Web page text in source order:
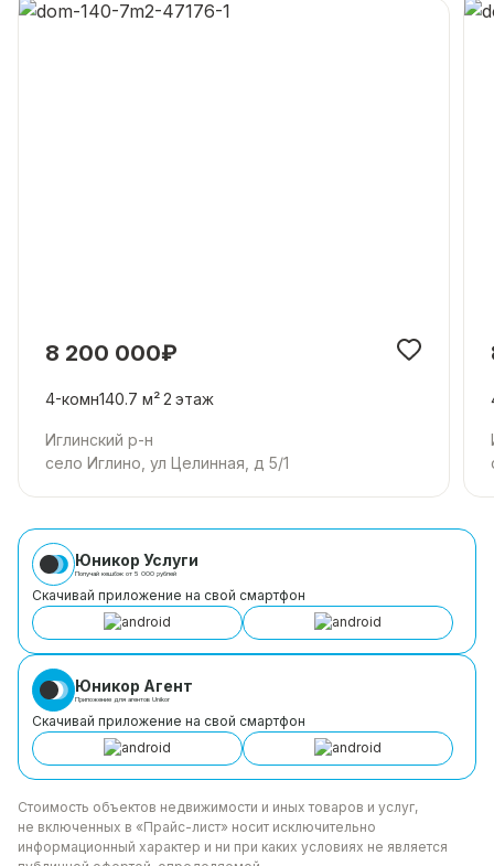
8 200 000₽
4-комн140.7 м²2 этаж
Иглинский р-н
село Иглино, ул Целинная, д 5/1
Юникор Услуги
Получай кешбэк от 5 000 рублей
Скачивай приложение на свой смартфон
Юникор Агент
Приложение для агентов Unikor
Скачивай приложение на свой смартфон
Стоимость объектов недвижимости и иных товаров и услуг,
не включенных в «Прайс-лист» носит исключительно
информационный характер и ни при каких условиях не является